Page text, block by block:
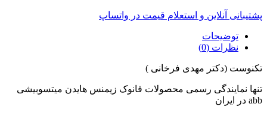
پشتیبانی آنلاین و استعلام قیمت در واتساپ
توضیحات
نظرات (0)
تکنوست (دکتر مهدی فرخانی )
تنها نمایندگی رسمی محصولات فانوک زیمنس هایدن میتسوبیشی
abb در ایران